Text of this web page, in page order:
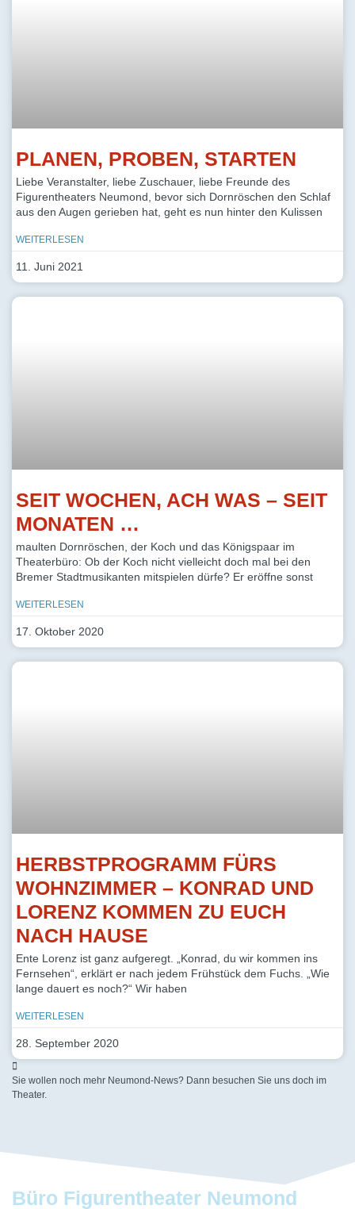
PLANEN, PROBEN, STARTEN
Liebe Veranstalter, liebe Zuschauer, liebe Freunde des
Figurentheaters Neumond, bevor sich Dornröschen den Schlaf
aus den Augen gerieben hat, geht es nun hinter den Kulissen
WEITERLESEN
11. Juni 2021
SEIT WOCHEN, ACH WAS – SEIT
MONATEN …
maulten Dornröschen, der Koch und das Königspaar im
Theaterbüro: Ob der Koch nicht vielleicht doch mal bei den
Bremer Stadtmusikanten mitspielen dürfe? Er eröffne sonst
WEITERLESEN
17. Oktober 2020
HERBSTPROGRAMM FÜRS
WOHNZIMMER – KONRAD UND
LORENZ KOMMEN ZU EUCH
NACH HAUSE
Ente Lorenz ist ganz aufgeregt. „Konrad, du wir kommen ins
Fernsehen“, erklärt er nach jedem Frühstück dem Fuchs. „Wie
lange dauert es noch?“ Wir haben
WEITERLESEN
28. September 2020
Sie wollen noch mehr Neumond-News? Dann besuchen Sie uns doch im
Theater.
Büro Figurentheater Neumond